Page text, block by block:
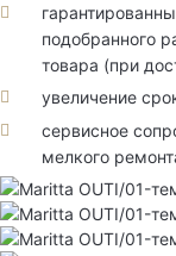
подобранного
товара (при
увеличение
сервисное
мелкого